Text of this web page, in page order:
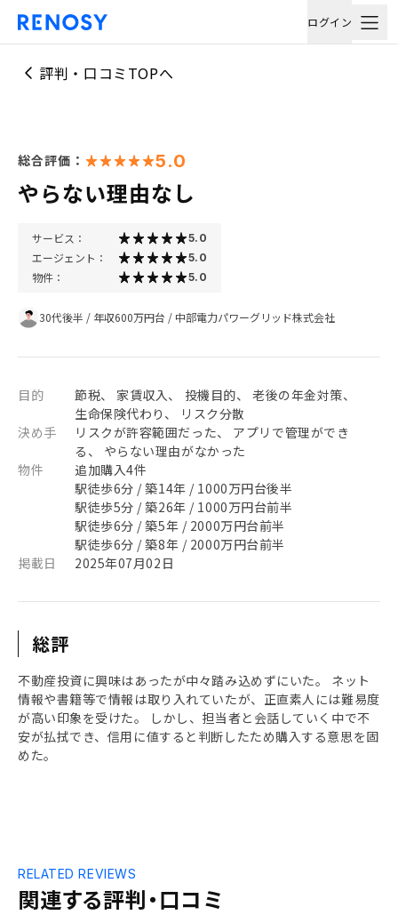
ログイン
評判・口コミTOPへ
総合評価： 5.0
やらない理由なし
サービス： 5.0
エージェント： 5.0
物件： 5.0
30代後半 / 年収600万円台 / 中部電力パワーグリッド株式会社
目的
節税、 家賃収入、 投機目的、 老後の年金対策、
生命保険代わり、 リスク分散
決め手
リスクが許容範囲だった、 アプリで管理ができ
る、 やらない理由がなかった
物件
追加購入4件
駅徒歩6分 / 築14年 / 1000万円台後半
駅徒歩5分 / 築26年 / 1000万円台前半
駅徒歩6分 / 築5年 / 2000万円台前半
駅徒歩6分 / 築8年 / 2000万円台前半
掲載日
2025年07月02日
総評
不動産投資に興味はあったが中々踏み込めずにいた。 ネット
情報や書籍等で情報は取り入れていたが、正直素人には難易度
が高い印象を受けた。 しかし、担当者と会話していく中で不
安が払拭でき、信用に値すると判断したため購入する意思を固
めた。
関連する評判・口コミ
RELATED REVIEWS